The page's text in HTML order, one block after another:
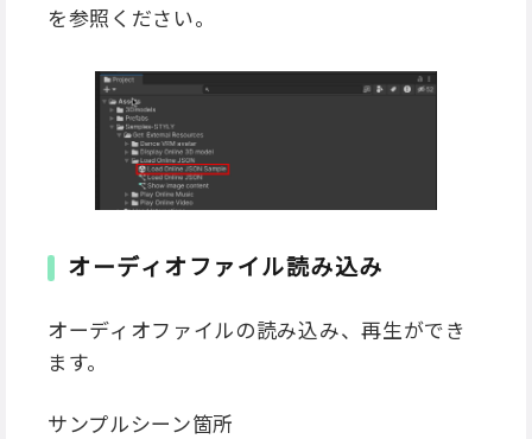
を参照ください。
オーディオファイル読み込み
オーディオファイルの読み込み、再生ができ
ます。
サンプルシーン箇所